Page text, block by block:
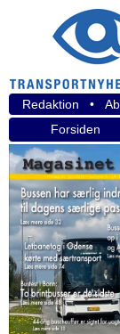
Redaktion •
Forsiden